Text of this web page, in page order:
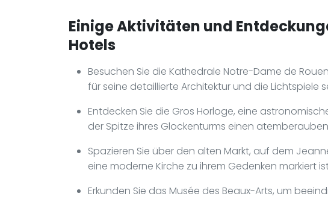
Einige Aktivitäten und
Hotels
Besuchen Sie die Kathedrale Notre-Dame de
für seine detaillierte Architektur und die Lichtspiele
Entdecken Sie die Gros Horloge, eine
der Spitze ihres Glockenturms einen
Spazieren Sie über den alten Markt, auf dem
eine moderne Kirche zu ihrem Gedenken markiert
Erkunden Sie das Musée des Beaux-Arts, um